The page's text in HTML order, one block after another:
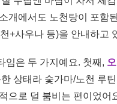
개에서도 노천탕이 포함
+사우나 등)을 안내하고
임은 두 가지예요. 첫째,
상태라 숯가마/노천 루
으로 덜 붐비는 편이었어